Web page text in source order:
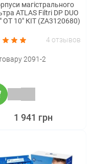
магістрального
ATLAS Filtri DP DUO
OT 10" КІТ (ZA3120680)
4 отзывов
2091-2
1 941 грн